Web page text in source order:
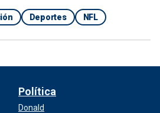
Deportes NFL
Política
Donald